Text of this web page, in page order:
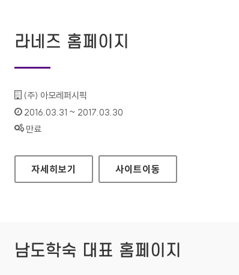
라네즈 홈페이지
기관명 :
(주) 아모레퍼시픽
인증기간 :
2016.03.31 ~ 2017.03.30
상태 :
만료
라네즈 홈페이지
자세히보기 사이트이동
남도학숙 대표 홈페이지